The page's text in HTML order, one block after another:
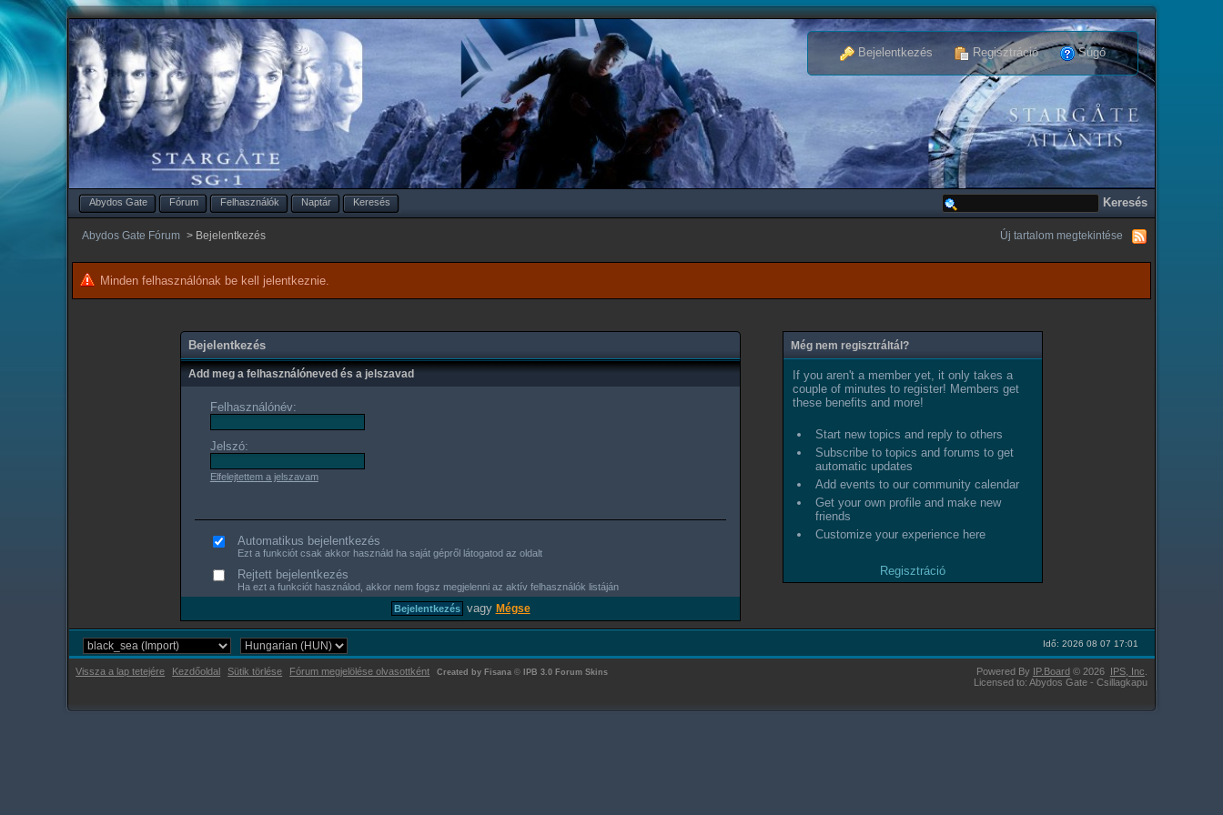
Bejelentkezés Regisztráció Súgó
Abydos Gate Fórum Felhasználók Naptár Keresés
Abydos Gate Fórum > Bejelentkezés Új tartalom megtekintése
Minden felhasználónak be kell jelentkeznie.
Bejelentkezés
Add meg a felhasználóneved és a jelszavad
Felhasználónév:
Jelszó:
Elfelejtettem a jelszavam
Automatikus bejelentkezés
Ezt a funkciót csak akkor használd ha saját gépről látogatod az oldalt
Rejtett bejelentkezés
Ha ezt a funkciót használod, akkor nem fogsz megjelenni az aktív felhasználók listáján
vagy Mégse
Még nem regisztráltál?
If you aren't a member yet, it only takes a
couple of minutes to register! Members get
these benefits and more!
Start new topics and reply to others
Subscribe to topics and forums to get
automatic updates
Add events to our community calendar
Get your own profile and make new
friends
Customize your experience here
Regisztráció
Idő: 2026 08 07 17:01
Vissza a lap tetejére Kezdőoldal Sütik törlése Fórum megjelölése olvasottként Powered By IP.Board © 2026 IPS, Inc.
Licensed to: Abydos Gate - Csillagkapu
Created by Fisana © IPB 3.0 Forum Skins